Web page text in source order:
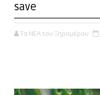
save
Τα ΝΕΑ του Ξηρομέρου